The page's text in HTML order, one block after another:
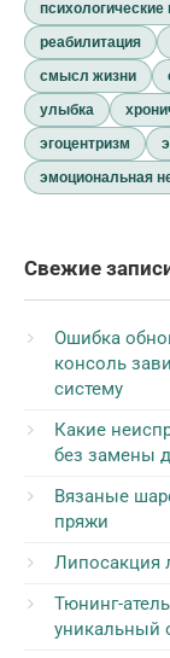
реабилитация
смысл жизни
улыбка
эгоцентризм
эмоциональная
Свежие
Ошибка
консоль
систему
Какие
без замены
Вязаные
пряжи
Липосакция
Тюнинг-
уникальный